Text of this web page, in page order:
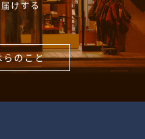
けする
らのこと